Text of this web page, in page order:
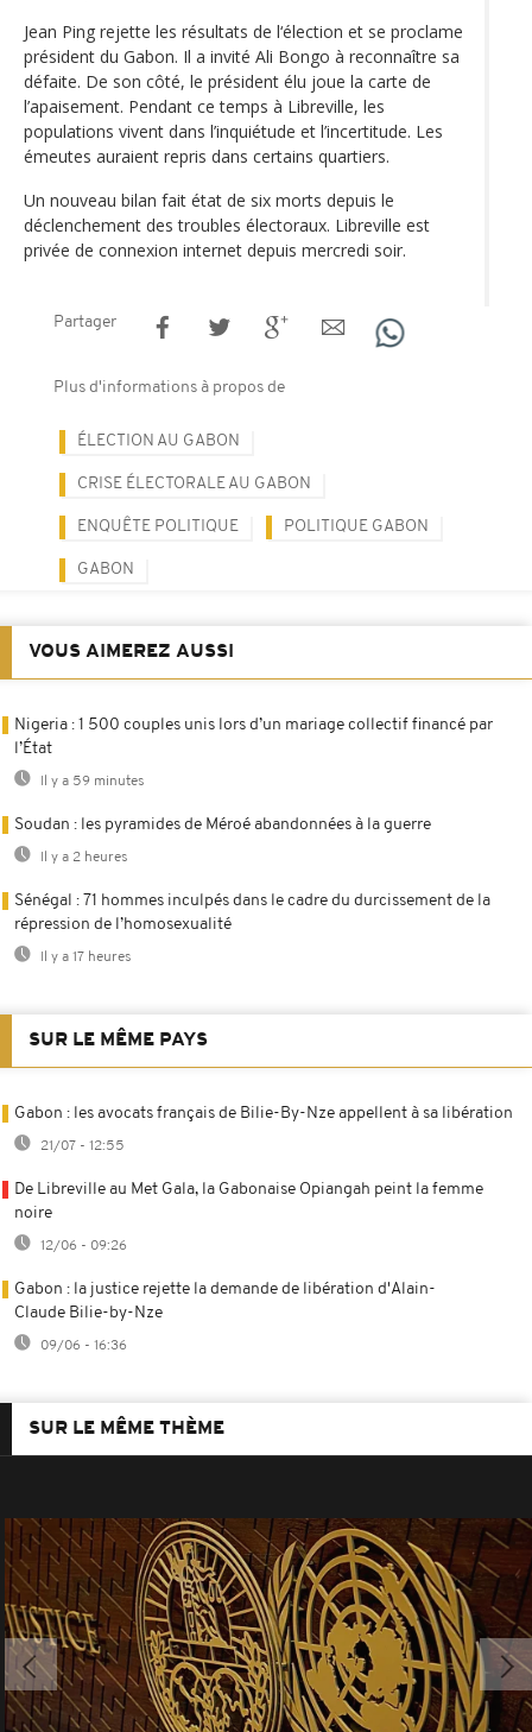
Jean Ping rejette les résultats de l‘élection et se proclame
président du Gabon. Il a invité Ali Bongo à reconnaître sa
défaite. De son côté, le président élu joue la carte de
l’apaisement. Pendant ce temps à Libreville, les
populations vivent dans l’inquiétude et l’incertitude. Les
émeutes auraient repris dans certains quartiers.
Un nouveau bilan fait état de six morts depuis le
déclenchement des troubles électoraux. Libreville est
privée de connexion internet depuis mercredi soir.
Partager
Plus d'informations à propos de
ÉLECTION AU GABON
CRISE ÉLECTORALE AU GABON
ENQUÊTE POLITIQUE POLITIQUE GABON
GABON
VOUS AIMEREZ AUSSI
Nigeria : 1 500 couples unis lors d’un mariage collectif financé par
l’État
Il y a 59 minutes
Soudan : les pyramides de Méroé abandonnées à la guerre
Il y a 2 heures
Sénégal : 71 hommes inculpés dans le cadre du durcissement de la
répression de l’homosexualité
Il y a 17 heures
SUR LE MÊME PAYS
Gabon : les avocats français de Bilie-By-Nze appellent à sa libération
21/07 - 12:55
De Libreville au Met Gala, la Gabonaise Opiangah peint la femme
noire
12/06 - 09:26
Gabon : la justice rejette la demande de libération d'Alain-
Claude Bilie-by-Nze
09/06 - 16:36
SUR LE MÊME THÈME